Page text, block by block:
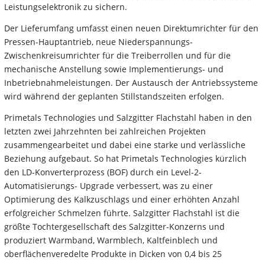
Leistungselektronik zu sichern.
Der Lieferumfang umfasst einen neuen Direktumrichter für den
Pressen-Hauptantrieb, neue Niederspannungs-
Zwischenkreisumrichter für die Treiberrollen und für die
mechanische Anstellung sowie Implementierungs- und
Inbetriebnahmeleistungen. Der Austausch der Antriebssysteme
wird während der geplanten Stillstandszeiten erfolgen.
Primetals Technologies und Salzgitter Flachstahl haben in den
letzten zwei Jahrzehnten bei zahlreichen Projekten
zusammengearbeitet und dabei eine starke und verlässliche
Beziehung aufgebaut. So hat Primetals Technologies kürzlich
den LD-Konverterprozess (BOF) durch ein Level-2-
Automatisierungs- Upgrade verbessert, was zu einer
Optimierung des Kalkzuschlags und einer erhöhten Anzahl
erfolgreicher Schmelzen führte. Salzgitter Flachstahl ist die
größte Tochtergesellschaft des Salzgitter-Konzerns und
produziert Warmband, Warmblech, Kaltfeinblech und
oberflächenveredelte Produkte in Dicken von 0,4 bis 25